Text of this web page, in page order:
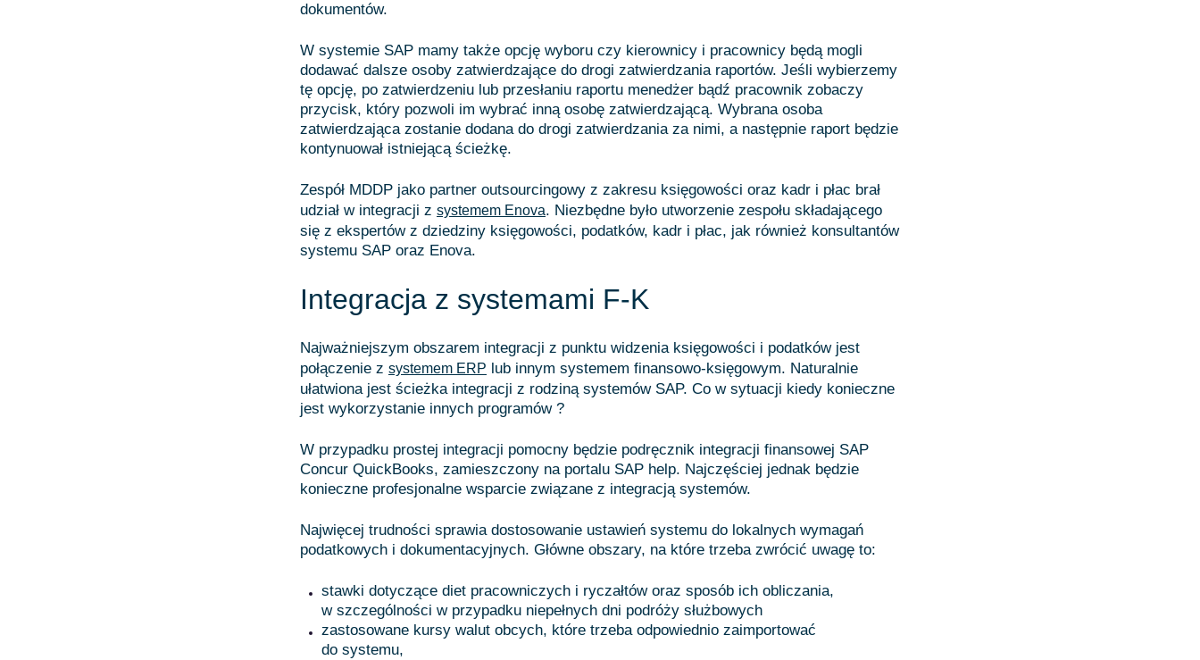
dokumentów.
W systemie SAP mamy także opcję wyboru czy kierownicy i pracownicy będą mogli
dodawać dalsze osoby zatwierdzające do drogi zatwierdzania raportów. Jeśli wybierzemy
tę opcję, po zatwierdzeniu lub przesłaniu raportu menedżer bądź pracownik zobaczy
przycisk, który pozwoli im wybrać inną osobę zatwierdzającą. Wybrana osoba
zatwierdzająca zostanie dodana do drogi zatwierdzania za nimi, a następnie raport będzie
kontynuował istniejącą ścieżkę.
Zespół MDDP jako partner outsourcingowy z zakresu księgowości oraz kadr i płac brał
udział w integracji z systemem Enova. Niezbędne było utworzenie zespołu składającego
się z ekspertów z dziedziny księgowości, podatków, kadr i płac, jak również konsultantów
systemu SAP oraz Enova.
Integracja z systemami F-K
Najważniejszym obszarem integracji z punktu widzenia księgowości i podatków jest
połączenie z systemem ERP
lub innym systemem finansowo-księgowym. Naturalnie
ułatwiona jest ścieżka integracji z rodziną systemów SAP. Co w sytuacji kiedy konieczne
jest wykorzystanie innych programów ?
W przypadku prostej integracji pomocny będzie podręcznik integracji finansowej SAP
Concur QuickBooks, zamieszczony na portalu SAP help. Najczęściej jednak będzie
konieczne profesjonalne wsparcie związane z integracją systemów.
Najwięcej trudności sprawia dostosowanie ustawień systemu do lokalnych wymagań
podatkowych i dokumentacyjnych. Główne obszary, na które trzeba zwrócić uwagę to:
stawki dotyczące diet pracowniczych i ryczałtów oraz sposób ich obliczania,
w szczególności w przypadku niepełnych dni podróży służbowych
zastosowane kursy walut obcych, które trzeba odpowiednio zaimportować
do systemu,